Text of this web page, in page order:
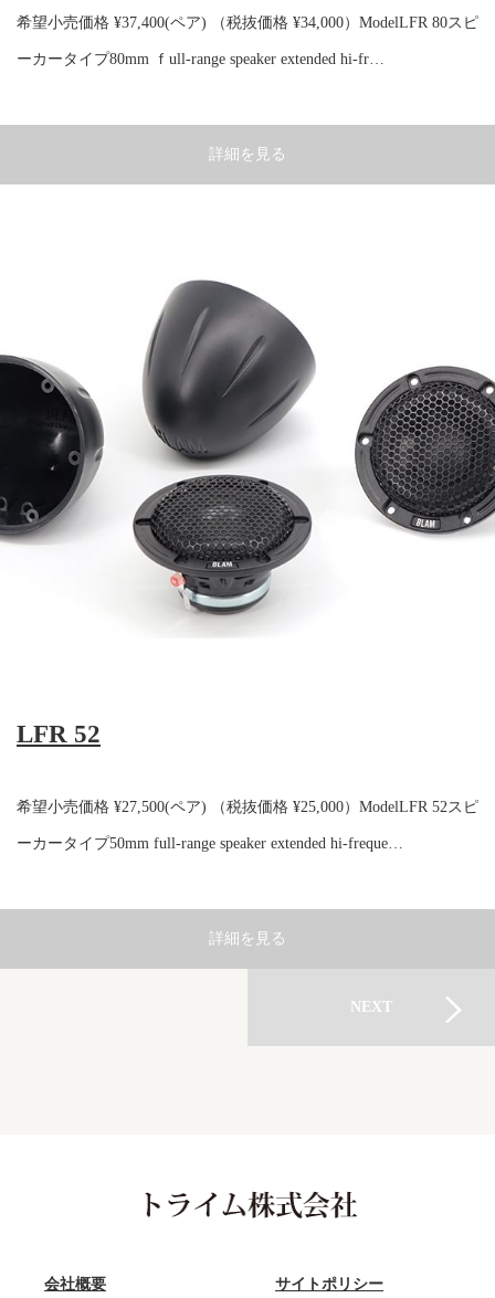
希望小売価格 ¥37,400(ペア) （税抜価格 ¥34,000）ModelLFR 80スピ
ーカータイプ80mm ｆull-range speaker extended hi-fr…
詳細を見る
LFR 52
希望小売価格 ¥27,500(ペア) （税抜価格 ¥25,000）ModelLFR 52スピ
ーカータイプ50mm full-range speaker extended hi-freque…
詳細を見る
NEXT
会社概要 サイトポリシー